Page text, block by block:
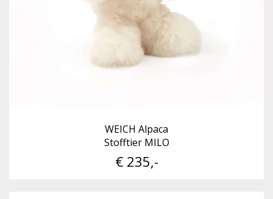
WEICH Alpaca
Stofftier MILO
€ 235,-